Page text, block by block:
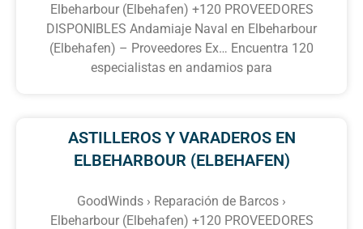
Elbeharbour (Elbehafen) +120 PROVEEDORES
DISPONIBLES Andamiaje Naval en Elbeharbour
(Elbehafen) – Proveedores Ex… Encuentra 120
especialistas en andamios para
ASTILLEROS Y VARADEROS EN
ELBEHARBOUR (ELBEHAFEN)
GoodWinds › Reparación de Barcos ›
Elbeharbour (Elbehafen) +120 PROVEEDORES